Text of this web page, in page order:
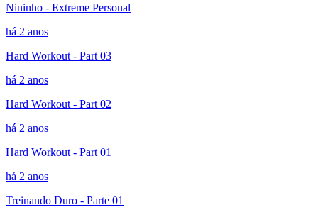
Nininho - Extreme Personal
há 2 anos
Hard Workout - Part 03
há 2 anos
Hard Workout - Part 02
há 2 anos
Hard Workout - Part 01
há 2 anos
Treinando Duro - Parte 01